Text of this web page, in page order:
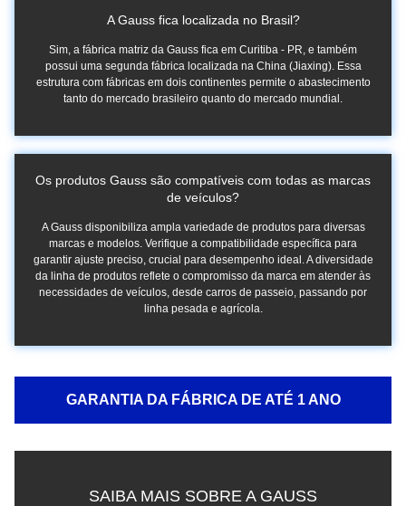
A Gauss fica localizada no Brasil?
Sim, a fábrica matriz da Gauss fica em Curitiba - PR, e também
possui uma segunda fábrica localizada na China (Jiaxing). Essa
estrutura com fábricas em dois continentes permite o abastecimento
tanto do mercado brasileiro quanto do mercado mundial.
Os produtos Gauss são compatíveis com todas as marcas
de veículos?
A Gauss disponibiliza ampla variedade de produtos para diversas
marcas e modelos. Verifique a compatibilidade específica para
garantir ajuste preciso, crucial para desempenho ideal. A diversidade
da linha de produtos reflete o compromisso da marca em atender às
necessidades de veículos, desde carros de passeio, passando por
linha pesada e agrícola.
GARANTIA DA FÁBRICA DE ATÉ 1 ANO
SAIBA MAIS SOBRE A GAUSS